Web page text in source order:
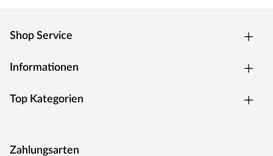
Shop Service
Informationen
Top Kategorien
Zahlungsarten